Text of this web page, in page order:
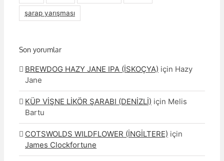
şarap yarışması
Son yorumlar
BREWDOG HAZY JANE IPA (İSKOÇYA) için Hazy
Jane
KÜP VİŞNE LİKÖR ŞARABI (DENİZLİ) için Melis
Bartu
COTSWOLDS WILDFLOWER (İNGİLTERE) için
James Clockfortune